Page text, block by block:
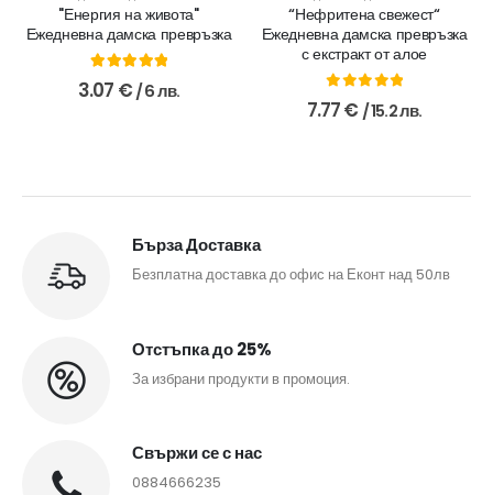
"Енергия на живота"
Ежедневна дамска превръзка
5.00 out of 5
3.07 € / 6 лв.
“Нефритена свежест“
Ежедневна дамска превръзка
с екстракт от алое
0out of 5
7.77€ / 15.2 лв.
Бърза Доставка
Безплатна доставка до офис на Еконт над 50лв
Отстъпка до 25%
За избрани продукти в промоция.
Свържи се с нас
0884666235